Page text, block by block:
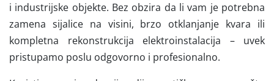
i industrijske objekte. Bez obzira da li vam je potrebna
zamena sijalice na visini, brzo otklanjanje kvara ili
kompletna rekonstrukcija elektroinstalacija – uvek
pristupamo poslu odgovorno i profesionalno.